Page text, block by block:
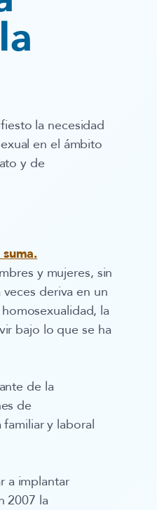
la necesidad
en el ámbito
y de
y mujeres, sin
deriva en un
la
bajo lo que se ha
de la
de
y laboral
a implantar
2007 la